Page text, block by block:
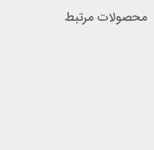
محصولات مرتبط